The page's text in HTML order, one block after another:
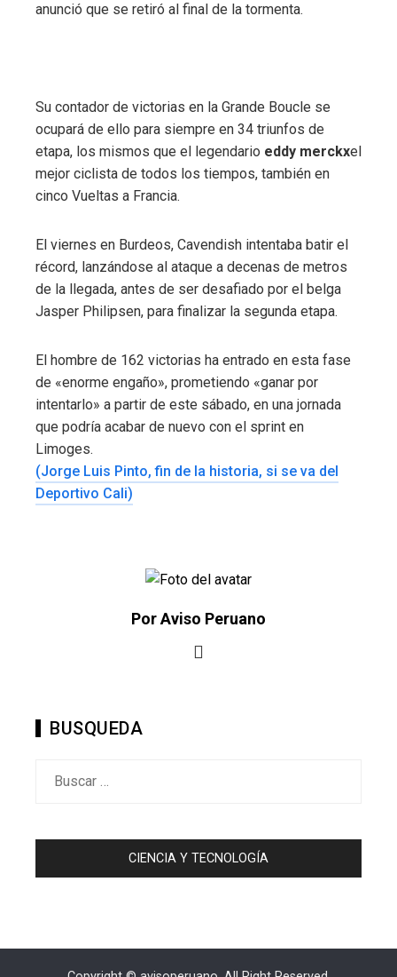
anunció que se retiró al final de la tormenta.
Su contador de victorias en la Grande Boucle se
ocupará de ello para siempre en 34 triunfos de
etapa, los mismos que el legendario eddy merckxel
mejor ciclista de todos los tiempos, también en
cinco Vueltas a Francia.
El viernes en Burdeos, Cavendish intentaba batir el
récord, lanzándose al ataque a decenas de metros
de la llegada, antes de ser desafiado por el belga
Jasper Philipsen, para finalizar la segunda etapa.
El hombre de 162 victorias ha entrado en esta fase
de «enorme engaño», prometiendo «ganar por
intentarlo» a partir de este sábado, en una jornada
que podría acabar de nuevo con el sprint en
Limoges.
(Jorge Luis Pinto, fin de la historia, si se va del
Deportivo Cali)
Por Aviso Peruano
BUSQUEDA
CIENCIA Y TECNOLOGÍA